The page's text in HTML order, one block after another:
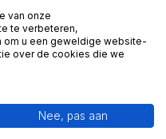
van onze
te verbeteren,
om u een geweldige website-
over de cookies die we
Nee, pas aan